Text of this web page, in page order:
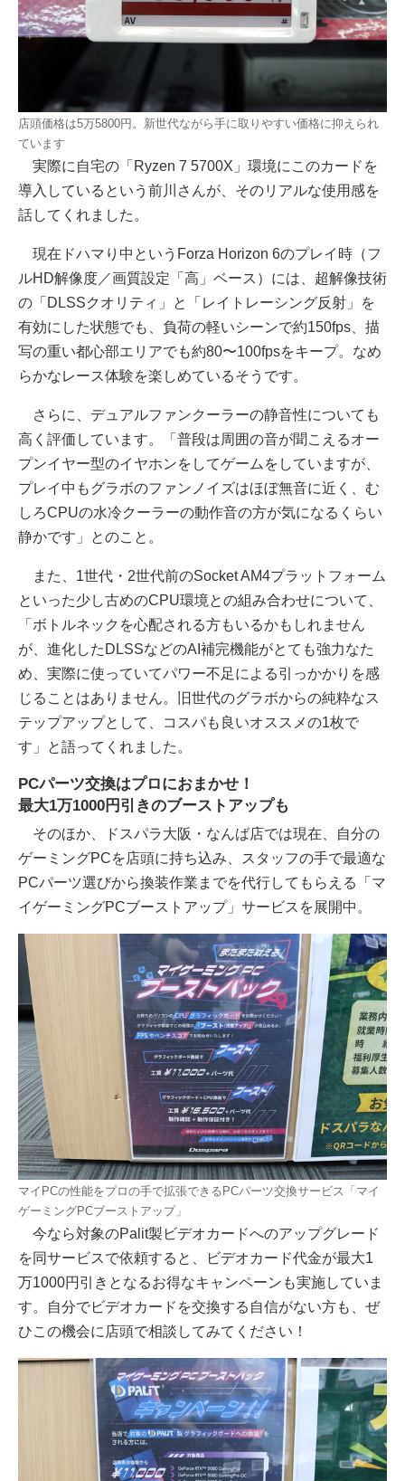
店頭価格は5万5800円。新世代ながら手に取りやすい価格に抑えられ
ています
実際に自宅の「Ryzen 7 5700X」環境にこのカードを
導入しているという前川さんが、そのリアルな使用感を
話してくれました。
現在ドハマり中というForza Horizon 6のプレイ時（フ
ルHD解像度／画質設定「高」ベース）には、超解像技術
の「DLSSクオリティ」と「レイトレーシング反射」を
有効にした状態でも、負荷の軽いシーンで約150fps、描
写の重い都心部エリアでも約80〜100fpsをキープ。なめ
らかなレース体験を楽しめているそうです。
さらに、デュアルファンクーラーの静音性についても
高く評価しています。「普段は周囲の音が聞こえるオー
プンイヤー型のイヤホンをしてゲームをしていますが、
プレイ中もグラボのファンノイズはほぼ無音に近く、む
しろCPUの水冷クーラーの動作音の方が気になるくらい
静かです」とのこと。
また、1世代・2世代前のSocket AM4プラットフォーム
といった少し古めのCPU環境との組み合わせについて、
「ボトルネックを心配される方もいるかもしれません
が、進化したDLSSなどのAI補完機能がとても強力なた
め、実際に使っていてパワー不足による引っかかりを感
じることはありません。旧世代のグラボからの純粋なス
テップアップとして、コスパも良いオススメの1枚で
す」と語ってくれました。
PCパーツ交換はプロにおまかせ！
最大1万1000円引きのブーストアップも
そのほか、ドスパラ大阪・なんば店では現在、自分の
ゲーミングPCを店頭に持ち込み、スタッフの手で最適な
PCパーツ選びから換装作業までを代行してもらえる「マ
イゲーミングPCブーストアップ」サービスを展開中。
マイPCの性能をプロの手で拡張できるPCパーツ交換サービス「マイ
ゲーミングPCブーストアップ」
今なら対象のPalit製ビデオカードへのアップグレード
を同サービスで依頼すると、ビデオカード代金が最大1
万1000円引きとなるお得なキャンペーンも実施していま
す。自分でビデオカードを交換する自信がない方も、ぜ
ひこの機会に店頭で相談してみてください！